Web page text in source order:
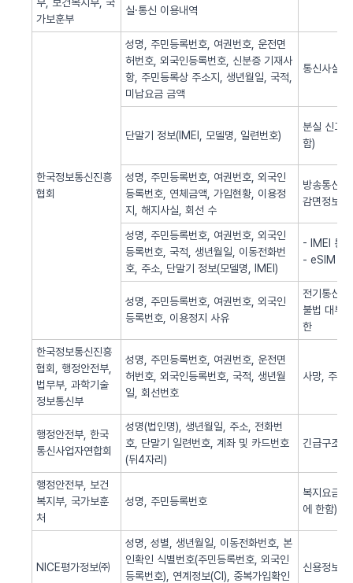
가보훈부
실·통신 이용내역
한국정보통신진흥
협회
성명, 주민등록번호, 여권번호, 운전면
허번호, 외국인등록번호, 신분증 기재사
항, 주민등록상 주소지, 생년월일, 국적,
미납요금 금액
통신사실
단말기 정보(IMEI, 모델명, 일련번호)
분실 신고
함)
성명, 주민등록번호, 여권번호, 외국인
등록번호, 연체금액, 가입현황, 이용정
지, 해지사실, 회선 수
방송통신
감면정보
성명, 주민등록번호, 여권번호, 외국인
등록번호, 국적, 생년월일, 이동전화번
호, 주소, 단말기 정보(모델명, IMEI)
- IMEI 통
- eSIM 동
성명, 주민등록번호, 여권번호, 외국인
등록번호, 이용정지 사유
전기통신
불법 대부
한
한국정보통신진흥
협회, 행정안전부,
법무부, 과학기술
정보통신부
성명, 주민등록번호, 여권번호, 운전면
허번호, 외국인등록번호, 국적, 생년월
일, 회선번호
사망, 주민
행정안전부, 한국
통신사업자연합회
성명(법인명), 생년월일, 주소, 전화번
호, 단말기 일련번호, 계좌 및 카드번호
(뒤4자리)
긴급구조(
행정안전부, 보건
복지부, 국가보훈
처
성명, 주민등록번호
복지요금
에 한함)
NICE평가정보㈜
성명, 성별, 생년월일, 이동전화번호, 본
인확인 식별번호(주민등록번호, 외국인
등록번호), 연계정보(CI), 중복가입확인
신용정보